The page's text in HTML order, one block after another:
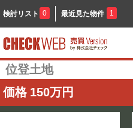
検討リスト 0 最近見た物件 1
位登土地
価格 150万円